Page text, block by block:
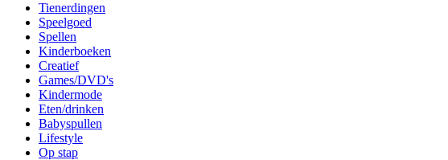
Tienerdingen
Speelgoed
Spellen
Kinderboeken
Creatief
Games/DVD's
Kindermode
Eten/drinken
Babyspullen
Lifestyle
Op stap